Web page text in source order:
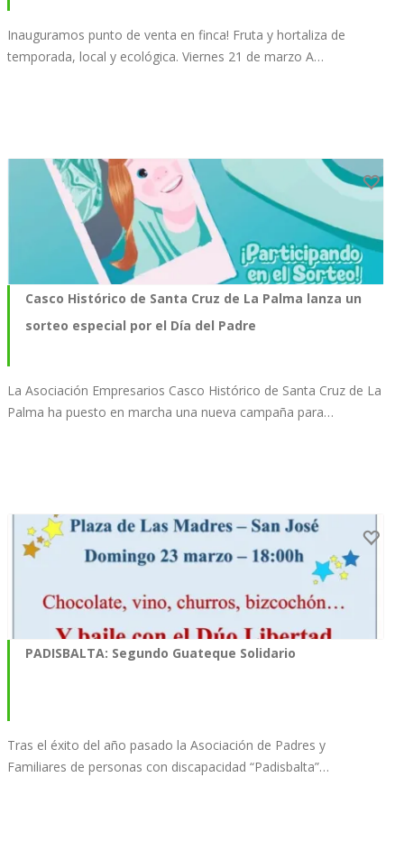
Inauguramos punto de venta en finca! Fruta y hortaliza de
temporada, local y ecológica. Viernes 21 de marzo A…
Casco Histórico de Santa Cruz de La Palma lanza un
sorteo especial por el Día del Padre
La Asociación Empresarios Casco Histórico de Santa Cruz de La
Palma ha puesto en marcha una nueva campaña para…
PADISBALTA: Segundo Guateque Solidario
Tras el éxito del año pasado la Asociación de Padres y
Familiares de personas con discapacidad “Padisbalta”…